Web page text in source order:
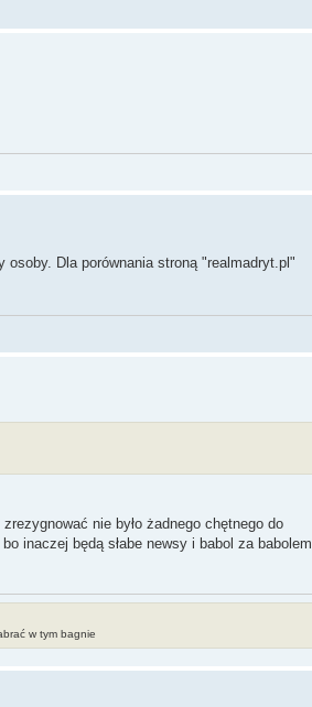
Dla porównania stroną "realmadryt.pl"
nie było żadnego chętnego do
inaczej będą słabe newsy i babol za babolem
w tym bagnie